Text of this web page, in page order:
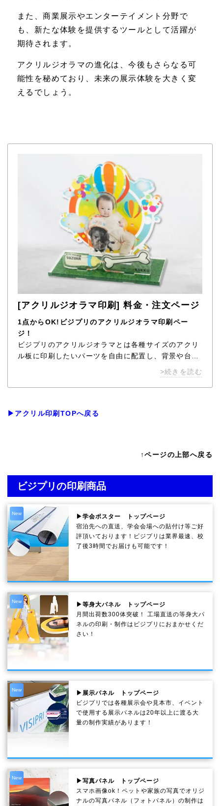
また、商業展示やエンターテイメント分野で
も、新たな体験を提供するツールとして活躍が
期待されます。
アクリルジオラマの進化は、今後もさらなる可
能性を秘めており、未来の展示体験を大きく変
えるでしょう。
[アクリルジオラマ印刷] 料金・注文ページ
1点からOK!ビジプリのアクリルジオラマ印刷ペー
ジ！
ビジプリのアクリルジオラマとは各種サイズのアクリ
ル板に印刷したいパーツを自由に配置し、背景や台座
などを含めて立体的な一つのフィギュアとして制作い
>続きを読む
▶アクリル印刷TOPへ戻る
↑ページの上部へ戻る
ビジプリの印刷商品
New
▶学会ポスター トップページ
宿泊先への直送、学会会場への貼付け等ご好
評頂いております！ビジプリは業界最速、校
了後3時間でお届けも可能です！
New
▶等身大パネル トップページ
月間出荷数300体突破！ 工場直送の等身大パ
ネルの印刷・制作は ビジプリ におまかせくだ
さい！
New
▶展示パネル トップページ
ビジプリでは各種展示会や見本市、イベント
で使用する展示パネルは20年以上に渡る大
量の制作実績があります！
New
▶写真パネル トップページ
スマホ画像ok！ペットや家族の写真でオリジ
ナルの写真パネル（フォトパネル）の制作は